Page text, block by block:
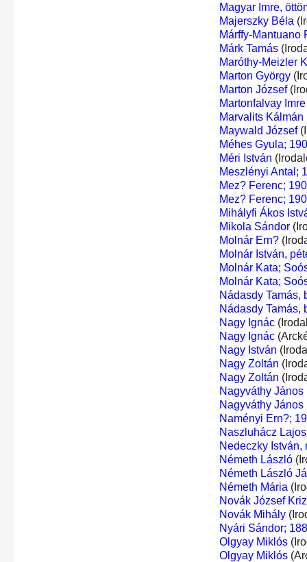
Magyar Imre,
Majerszky Béla
Márffy-Mantuano
Márk Tamás
Maróthy-Meizler
Marton György
Marton József
Martonfalvay Imre
Marvalits Kálmán
Maywald József
Méhes Gyula;
Méri István
Meszlényi Antal;
Mez? Ferenc;
Mez? Ferenc;
Mihályfi Ákos
Mikola Sándor
Molnár Ern?
Molnár István,
Molnár Kata;
Molnár Kata;
Nádasdy Tamás,
Nádasdy Tamás,
Nagy Ignác
Nagy Ignác
Nagy István
Nagy Zoltán
Nagy Zoltán
Nagyváthy János
Nagyváthy János
Naményi Ern?;
Naszluhácz Lajos
Nedeczky István,
Németh László
Németh László
Németh Mária
Novák József
Novák Mihály
Nyári Sándor;
Olgyay Miklós
Olgyay Miklós